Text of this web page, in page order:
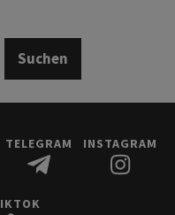
Suchen
TELEGRAM INSTAGRAM